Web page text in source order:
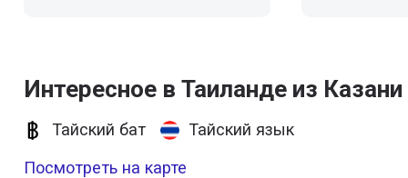
Интересное в Таиланде из Казани
Тайский бат
Тайский язык
Посмотреть на карте